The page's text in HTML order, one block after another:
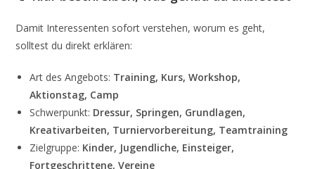
Damit Interessenten sofort verstehen, worum es geht,
solltest du direkt erklären:
Art des Angebots: Training, Kurs, Workshop,
Aktionstag, Camp
Schwerpunkt: Dressur, Springen, Grundlagen,
Kreativarbeiten, Turniervorbereitung, Teamtraining
Zielgruppe: Kinder, Jugendliche, Einsteiger,
Fortgeschrittene, Vereine